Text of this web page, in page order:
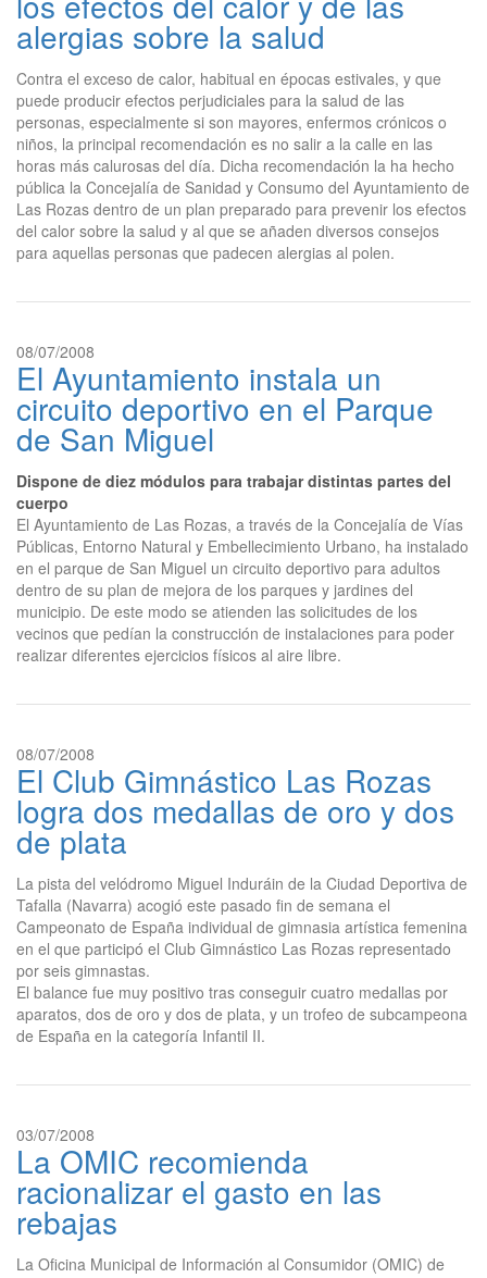
alergias sobre la salud
Contra el exceso de calor, habitual en épocas estivales, y que
puede producir efectos perjudiciales para la salud de las
personas, especialmente si son mayores, enfermos crónicos o
niños, la principal recomendación es no salir a la calle en las
horas más calurosas del día. Dicha recomendación la ha hecho
pública la Concejalía de Sanidad y Consumo del Ayuntamiento de
Las Rozas dentro de un plan preparado para prevenir los efectos
del calor sobre la salud y al que se añaden diversos consejos
para aquellas personas que padecen alergias al polen.
08/07/2008
El Ayuntamiento instala un
circuito deportivo en el Parque
de San Miguel
Dispone de diez módulos para trabajar distintas partes del
cuerpo
El Ayuntamiento de Las Rozas, a través de la Concejalía de Vías
Públicas, Entorno Natural y Embellecimiento Urbano, ha instalado
en el parque de San Miguel un circuito deportivo para adultos
dentro de su plan de mejora de los parques y jardines del
municipio. De este modo se atienden las solicitudes de los
vecinos que pedían la construcción de instalaciones para poder
realizar diferentes ejercicios físicos al aire libre.
08/07/2008
El Club Gimnástico Las Rozas
logra dos medallas de oro y dos
de plata
La pista del velódromo Miguel Induráin de la Ciudad Deportiva de
Tafalla (Navarra) acogió este pasado fin de semana el
Campeonato de España individual de gimnasia artística femenina
en el que participó el Club Gimnástico Las Rozas representado
por seis gimnastas.
El balance fue muy positivo tras conseguir cuatro medallas por
aparatos, dos de oro y dos de plata, y un trofeo de subcampeona
de España en la categoría Infantil II.
03/07/2008
La OMIC recomienda
racionalizar el gasto en las
rebajas
La Oficina Municipal de Información al Consumidor (OMIC) de